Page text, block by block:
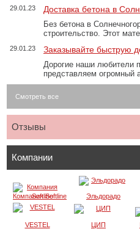
29.01.23 Доставка бетона в
Без бетона в
строительство. Этот
29.01.23 Заказывайте быструю
Дорогие наши любители
представляем огромный
Смотреть все
Отзывы
Компании
Компания Softline Эльдорадо
VESTEL ЦИП